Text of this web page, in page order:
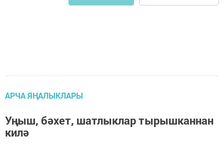
АРЧА ЯҢАЛЫКЛАРЫ
Уңыш, бәхет, шатлыклар тырышканнан
килә